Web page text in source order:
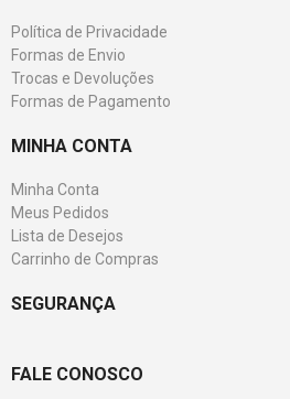
Política de Privacidade
Formas de Envio
Trocas e Devoluções
Formas de Pagamento
MINHA CONTA
Minha Conta
Meus Pedidos
Lista de Desejos
Carrinho de Compras
SEGURANÇA
FALE CONOSCO